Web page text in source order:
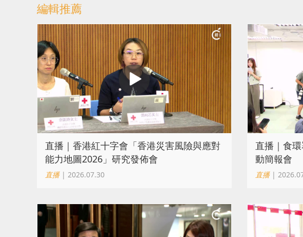
編輯推薦
直播｜香港紅十字會「香港災害風險與應對
能力地圖2026」研究發佈會
直播| 2026.07.30
直播｜食
動簡報會
直播|